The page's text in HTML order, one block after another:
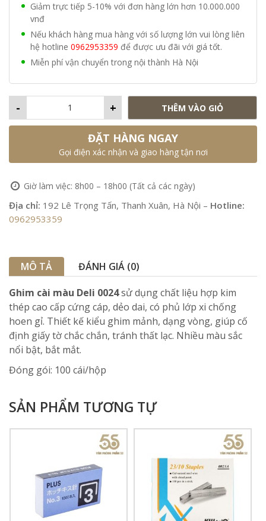
Giảm trực tiếp 5-10% với đơn hàng lớn hơn 10.000.000
vnđ
Nếu khách hàng mua hàng với số lượng lớn vui lòng liên
hệ hotline 0962953359 để được ưu đãi với giá tốt.
Miễn phí vận chuyển trong nội thành Hà Nội
+
- THÊM VÀO GIỎ
ĐẶT HÀNG NGAY
Gọi điện xác nhận và giao hàng tận nơi
Giờ làm việc: 8h00 – 18h00 (Tất cả các ngày)
Địa chỉ: 192 Lê Trọng Tấn, Thanh Xuân, Hà Nội – Hotline:
0962953359
MÔ TẢ
ĐÁNH GIÁ (0)
Ghim cài màu Deli 0024sử dụng chất liệu hợp kim
thép cao cấp cứng cáp, dẻo dai, có phủ lớp xi chống
hoen gỉ. Thiết kế kiểu ghim mảnh, dạng vòng, giúp cố
định giấy tờ chắc chắn, tránh thất lạc. Nhiều màu sắc
nổi bật, bắt mắt.
Đóng gói: 100 cái/hộp
SẢN PHẨM TƯƠNG TỰ